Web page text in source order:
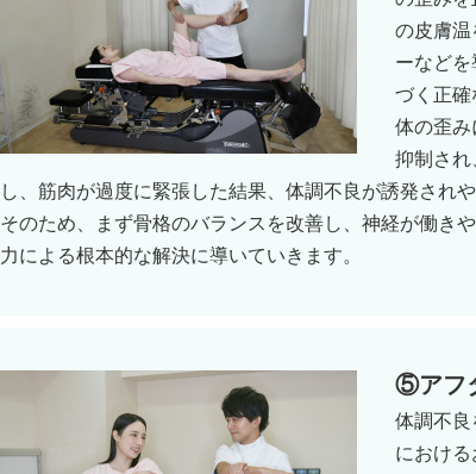
の皮膚温
ーなど
づく正確
体の歪み
抑制され
し、筋肉が過度に緊張した結果、体調不良が誘発され
そのため、まず骨格のバランスを改善し、神経が働き
力による根本的な解決に導いていきます。
⑤アフ
体調不良
におけ